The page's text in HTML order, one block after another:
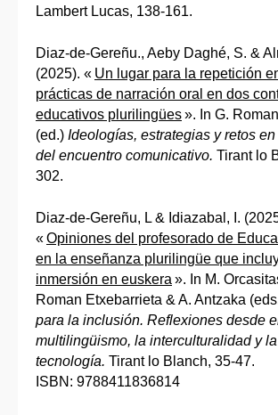
Lambert Lucas, 138-161.
Diaz-de-Gereñu., Aeby Daghé, S. &
(2025). « Un lugar para la repetición
prácticas de narración oral en dos
educativos plurilingües». In G.
(ed.) Ideologías, estrategias y retos
del encuentro comunicativo. Tirant lo
302.
Diaz-de-Gereñu, L & Idiazabal, I.
«Opiniones del profesorado de
en la enseñanza plurilingüe que
inmersión en euskera ». In M.
Roman Etxebarrieta & A. Antzaka
para la inclusión. Reflexiones desde
multilingüismo, la interculturalidad y la
tecnología. Tirant lo Blanch, 35-47.
ISBN: 9788411836814